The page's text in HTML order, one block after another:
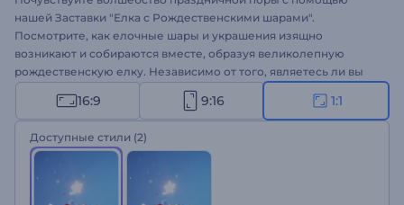
нашей Заставки "Елка с Рождественскими шарами".
Посмотрите, как елочные шары и украшения изящно
возникают и собираются вместе, образуя великолепную
рождественскую елку. Независимо от того, являетесь ли вы
компанией, желающей распространить аромат праздничного
настроения, или частным лицом, который делится теплыми
праздничными пожеланиями, этот шаблон - идеальный
способ передать ваш посыл с очарованием и восторгом.
добавьте праздничный музыкальный трек и порадуйте свою
аудиторию праздничной видеоанимацией. Создайте шаблон
16:9 9:16 1:1
Доступные стили (2)